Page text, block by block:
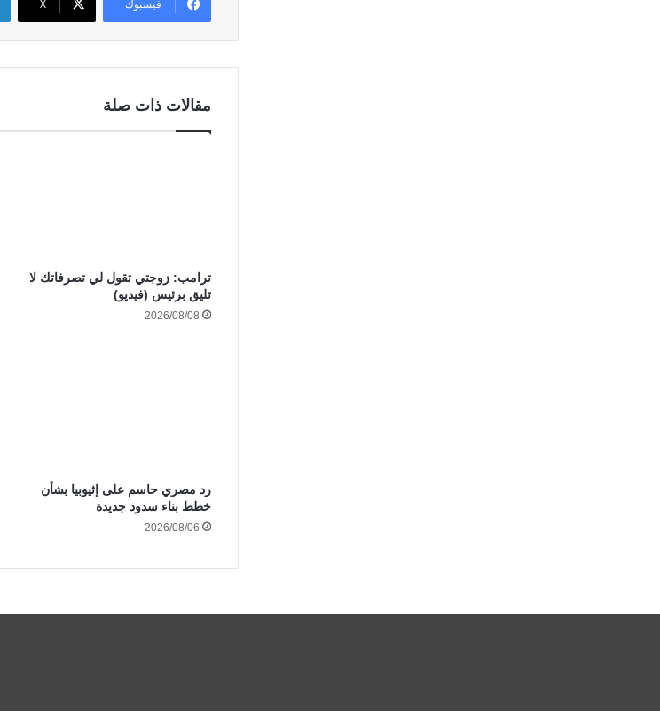
فيسبوك ‫X
مقالات ذات صلة
ترامب: زوجتي تقول لي تصرفاتك لا
تليق برئيس (فيديو)
2026/08/08
رد مصري حاسم على إثيوبيا بشأن
خطط بناء سدود جديدة
2026/08/06